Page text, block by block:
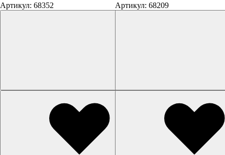
Артикул: 68352 Артикул: 68209